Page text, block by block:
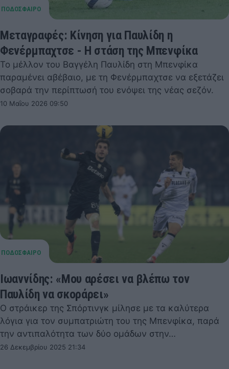
Μεταγραφές: Κίνηση για Παυλίδη η
Φενέρμπαχτσε - Η στάση της Μπενφίκα
Το μέλλον του Βαγγέλη Παυλίδη στη Μπενφίκα
παραμένει αβέβαιο, με τη Φενέρμπαχτσε να εξετάζει
σοβαρά την περίπτωσή του ενόψει της νέας σεζόν.
10 Μαΐου 2026 09:50
Ιωαννίδης: «Μου αρέσει να βλέπω τον
Παυλίδη να σκοράρει»
Ο στράικερ της Σπόρτινγκ μίλησε με τα καλύτερα
λόγια για τον συμπατριώτη του της Μπενφίκα, παρά
την αντιπαλότητα των δύο ομάδων στην…
26 Δεκεμβρίου 2025 21:34